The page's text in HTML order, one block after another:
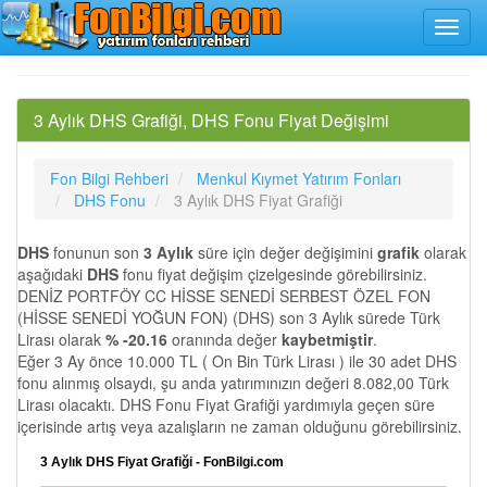
3 Aylık DHS Grafiği, DHS Fonu Fiyat Değişimi
Fon Bilgi Rehberi
Menkul Kıymet Yatırım Fonları
DHS Fonu
3 Aylık DHS Fiyat Grafiği
DHS fonunun son 3 Aylık süre için değer değişimini grafik olarak
aşağıdaki DHS fonu fiyat değişim çizelgesinde görebilirsiniz.
DENİZ PORTFÖY CC HİSSE SENEDİ SERBEST ÖZEL FON
(HİSSE SENEDİ YOĞUN FON) (DHS) son 3 Aylık sürede Türk
Lirası olarak % -20.16 oranında değer kaybetmiştir.
Eğer 3 Ay önce 10.000 TL ( On Bin Türk Lirası ) ile 30 adet DHS
fonu alınmış olsaydı, şu anda yatırımınızın değeri 8.082,00 Türk
Lirası olacaktı. DHS Fonu Fiyat Grafiği yardımıyla geçen süre
içerisinde artış veya azalışların ne zaman olduğunu görebilirsiniz.
3 Aylık DHS Fiyat Grafiği - FonBilgi.com